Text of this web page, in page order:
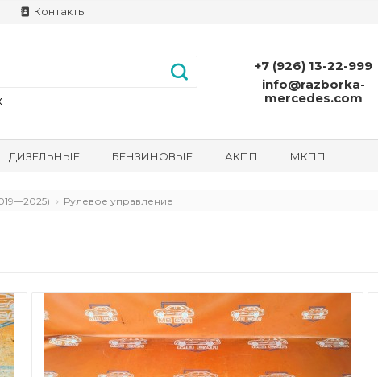
Контакты
+7 (926) 13-22-999
info@razborka-
mercedes.com
ДИЗЕЛЬНЫЕ БЕНЗИНОВЫЕ АКПП МКПП
Рулевое управление